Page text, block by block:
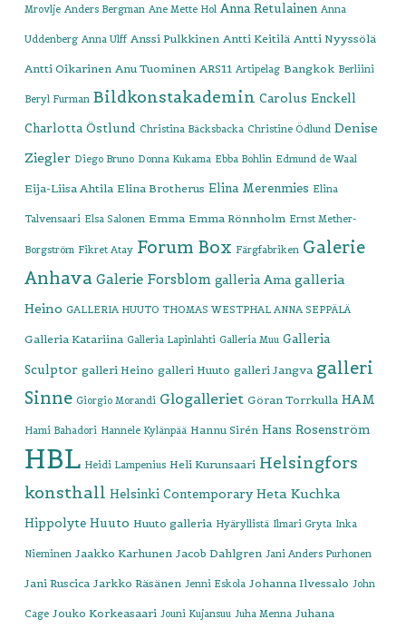
Mrovlje Anders Bergman Ane Mette Hol Anna Retulainen Anna
Uddenberg Anna Ulff Anssi Pulkkinen Antti Keitilä Antti Nyyssölä
Antti Oikarinen Anu Tuominen ARS11 Artipelag Bangkok Berliini
Beryl Furman Bildkonstakademin Carolus Enckell
Charlotta Östlund Christina Bäcksbacka Christine Ödlund Denise
Ziegler Diego Bruno Donna Kukama Ebba Bohlin Edmund de Waal
Eija-Liisa Ahtila Elina Brotherus Elina Merenmies Elina
Talvensaari Elsa Salonen Emma Emma Rönnholm Ernst Mether-
Borgström Fikret Atay Forum Box Färgfabriken Galerie
Anhava Galerie Forsblom galleria Ama galleria
Heino GALLERIA HUUTO THOMAS WESTPHAL ANNA SEPPÄLÄ
Galleria Katariina Galleria Lapinlahti Galleria Muu Galleria
Sculptor galleri Heino galleri Huuto galleri Jangva galleri
Sinne Giorgio Morandi Glogalleriet Göran Torrkulla HAM
Hami Bahadori Hannele Kylänpää Hannu Sirén Hans Rosenström
HBL Heidi Lampenius Heli Kurunsaari Helsingfors
konsthall Helsinki Contemporary Heta Kuchka
Hippolyte Huuto Huuto galleria Hyäryllistä Ilmari Gryta Inka
Nieminen Jaakko Karhunen Jacob Dahlgren Jani Anders Purhonen
Jani Ruscica Jarkko Räsänen Jenni Eskola Johanna Ilvessalo John
Cage Jouko Korkeasaari Jouni Kujansuu Juha Menna Juhana